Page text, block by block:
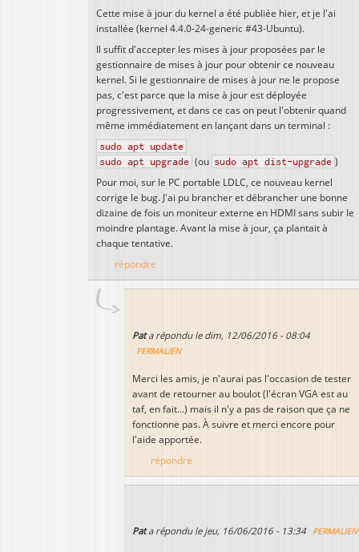
Cette mise à jour du kernel a été publiée hier, et je l'ai
installée (kernel 4.4.0-24-generic #43-Ubuntu).
Il suffit d'accepter les mises à jour proposées par le
gestionnaire de mises à jour pour obtenir ce nouveau
kernel. Si le gestionnaire de mises à jour ne le propose
pas, c'est parce que la mise à jour est déployée
progressivement, et dans ce cas on peut l'obtenir quand
même immédiatement en lançant dans un terminal :
sudo apt update
sudo apt upgrade (ou sudo apt dist-upgrade )
Pour moi, sur le PC portable LDLC, ce nouveau kernel
corrige le bug. J'ai pu brancher et débrancher une bonne
dizaine de fois un moniteur externe en HDMI sans subir le
moindre plantage. Avant la mise à jour, ça plantait à
chaque tentative.
répondre
Pata répondu le dim, 12/06/2016 - 08:04
PERMALIEN
Merci les amis, je n'aurai pas l'occasion de tester
avant de retourner au boulot (l'écran VGA est au
taf, en fait...) mais il n'y a pas de raison que ça ne
fonctionne pas. À suivre et merci encore pour
l'aide apportée.
répondre
Pata répondu le jeu, 16/06/2016 - 13:34 PERMALIEN